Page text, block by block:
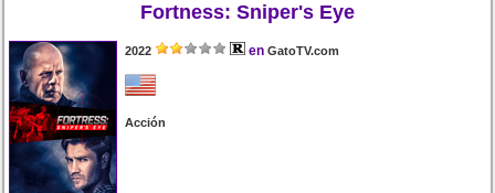
Fortness: Sniper's Eye
2022 en GatoTV.com
Acción